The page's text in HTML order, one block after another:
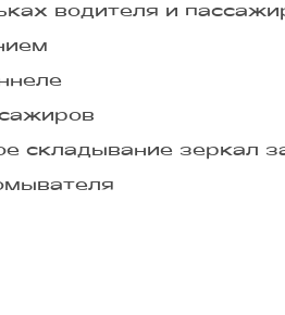
водителя и
складывание зеркал